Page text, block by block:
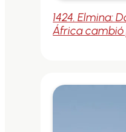
1424. Elmina:
África cambió